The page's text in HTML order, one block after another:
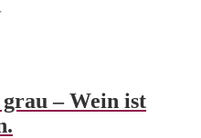
– Wein ist